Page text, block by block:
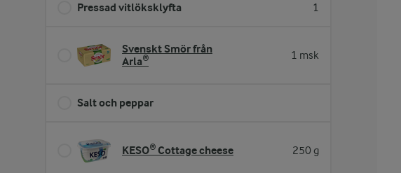
Pressad vitlöksklyfta 1
Svenskt Smör från
Arla®
1 msk
Salt och peppar
KESO® Cottage cheese 250 g